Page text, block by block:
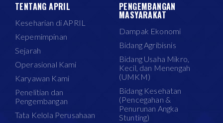
TENTANG APRIL
Keseharian di APRIL
Kepemimpinan
Sejarah
Operasional Kami
Karyawan Kami
Penelitian dan
Pengembangan
Tata Kelola Perusahaan
PENGEMBANGAN
MASYARAKAT
Dampak Ekonomi
Bidang Agribisnis
Bidang Usaha Mikro,
Kecil, dan Menengah
(UMKM)
Bidang Kesehatan
(Pencegahan &
Penurunan Angka
Stunting)